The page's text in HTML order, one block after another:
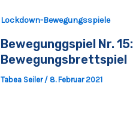
Lockdown-Bewegungsspiele
Bewegunggspiel Nr. 15:
Bewegungsbrettspiel
Tabea Seiler / 8. Februar 2021